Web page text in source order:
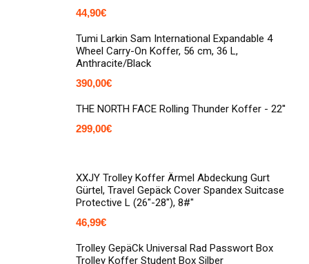
44,90€
Tumi Larkin Sam International Expandable 4
Wheel Carry-On Koffer, 56 cm, 36 L,
Anthracite/Black
390,00€
THE NORTH FACE Rolling Thunder Koffer - 22''
299,00€
XXJY Trolley Koffer Ärmel Abdeckung Gurt
Gürtel, Travel Gepäck Cover Spandex Suitcase
Protective L (26"-28"), 8#"
46,99€
Trolley GepäCk Universal Rad Passwort Box
Trolley Koffer Student Box Silber